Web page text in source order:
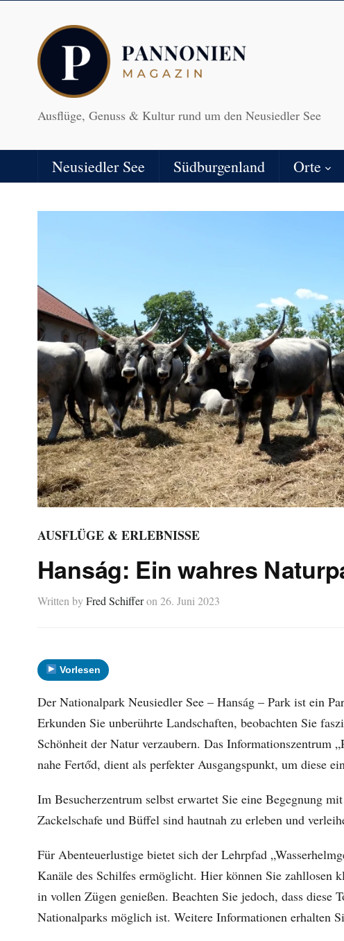
Ausflüge, Genuss & Kultur rund um den Neusiedler See
Neusiedler See Südburgenland Orte
AUSFLÜGE & ERLEBNISSE
Hanság: Ein wahres
Written byFred Schiffer on 26. Juni 2023
Vorlesen
Der Nationalpark Neusiedler See – Hanság – Park ist ein
Erkunden Sie unberührte Landschaften, beobachten Sie
Schönheit der Natur verzaubern. Das Informationszentrum
nahe Fertőd, dient als perfekter Ausgangspunkt, um diese
Im Besucherzentrum selbst erwartet Sie eine Begegnung
Zackelschafe und Büffel sind hautnah zu erleben und
Für Abenteuerlustige bietet sich der Lehrpfad
Kanäle des Schilfes ermöglicht. Hier können Sie zahllosen
in vollen Zügen genießen. Beachten Sie jedoch, dass
Nationalparks möglich ist. Weitere Informationen erhalten